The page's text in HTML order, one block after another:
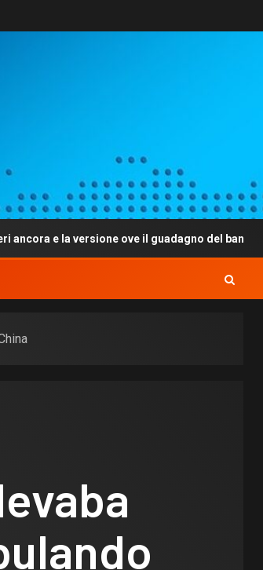
versione ove il guadagno del banchetto e meno